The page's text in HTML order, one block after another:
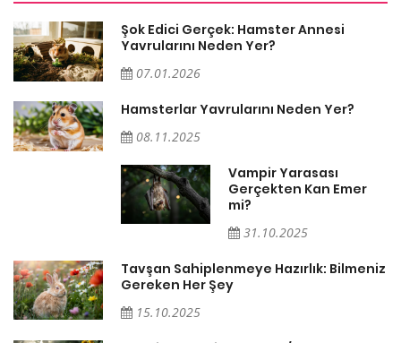
Şok Edici Gerçek: Hamster Annesi
Yavrularını Neden Yer?
07.01.2026
Hamsterlar Yavrularını Neden Yer?
08.11.2025
Vampir Yarasası
Gerçekten Kan Emer
mi?
31.10.2025
Tavşan Sahiplenmeye Hazırlık: Bilmeniz
Gereken Her Şey
15.10.2025